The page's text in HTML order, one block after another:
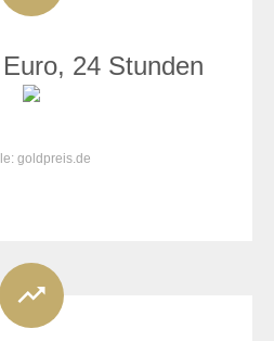
24 Stunden
goldpreis.de